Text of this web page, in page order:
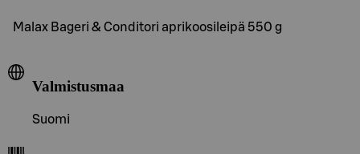
Malax Bageri & Conditori aprikoosileipä 550 g
Valmistusmaa
Suomi